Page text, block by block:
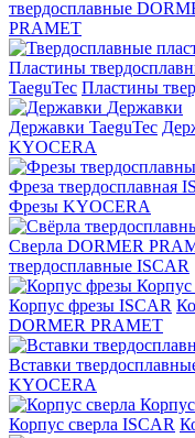
твердосплавные
PRAMET
Пластины
TaeguTec Пластины
Державки
Державки TaeguTec
KYOCERA
Фреза твердосплавная
Фрезы KYOCERA
Сверла DORMER
твердосплавные ISCAR
Корпус фрезы ISCAR
DORMER PRAMET
Вставки
KYOCERA
Корпус сверла ISCAR